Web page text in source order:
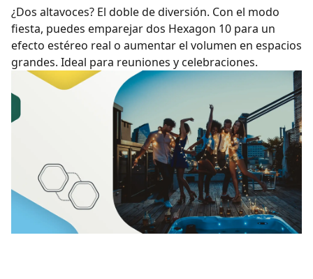
¿Dos altavoces? El doble de diversión. Con el modo
fiesta, puedes emparejar dos Hexagon 10 para un
efecto estéreo real o aumentar el volumen en espacios
grandes. Ideal para reuniones y celebraciones.